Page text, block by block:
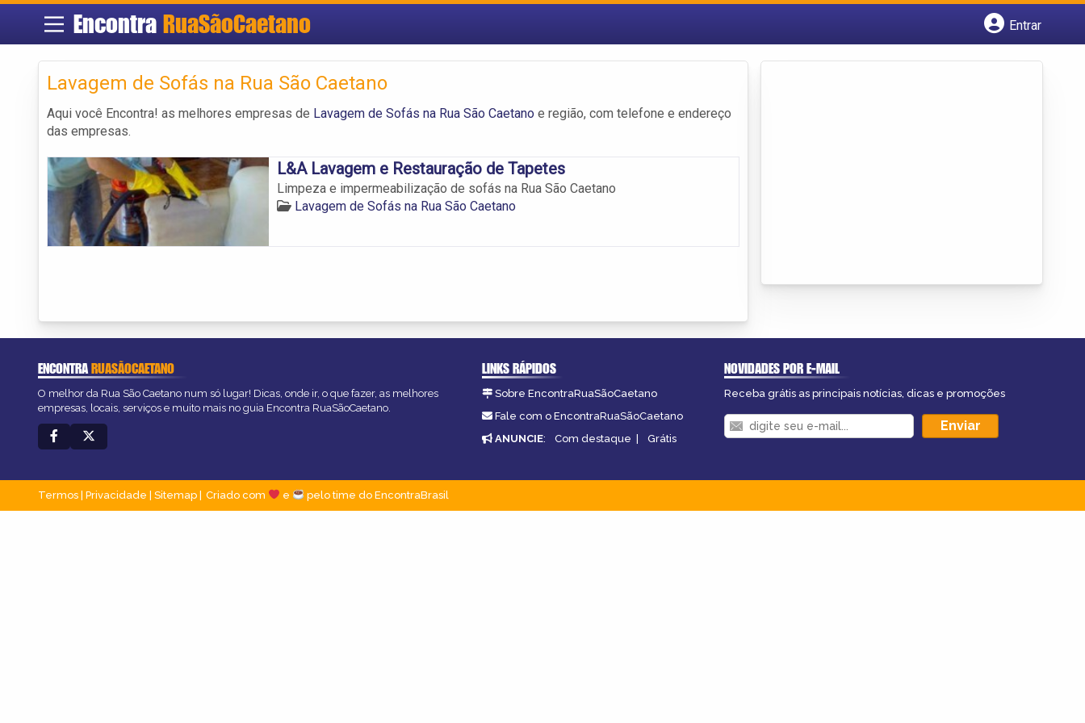
Encontra RuaSãoCaetano
Entrar
Lavagem de Sofás na Rua São Caetano
Aqui você Encontra! as melhores empresas de Lavagem de Sofás na Rua São Caetano e região, com telefone e endereço
das empresas.
L&A Lavagem e Restauração de Tapetes
Limpeza e impermeabilização de sofás na Rua São Caetano
Lavagem de Sofás na Rua São Caetano
ENCONTRARUASÃOCAETANO
O melhor da Rua São Caetano num só lugar! Dicas, onde ir, o que fazer, as melhores
empresas, locais, serviços e muito mais no guia Encontra RuaSãoCaetano.
LINKS RÁPIDOS
Sobre EncontraRuaSãoCaetano
Fale com o EncontraRuaSãoCaetano
ANUNCIE: Com destaque | Grátis
NOVIDADES POR E-MAIL
Receba grátis as principais notícias, dicas e promoções
Termos Privacidade Sitemap Criado com e pelo time do EncontraBrasil